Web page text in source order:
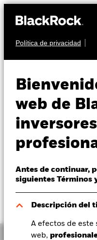
Política de privacidad
web de
inversores
Antes de continuar,
siguientes Términos
Descripción del
A efectos de este
web,
Perspectivas
Visión de mercado
Educación
Profesionales
España
Change location
BlackRock
EUR 14,11
52 Semanas: 11,18 - 16,39
Variación del valor liquidativo a
EUR -0,30 (-
Información